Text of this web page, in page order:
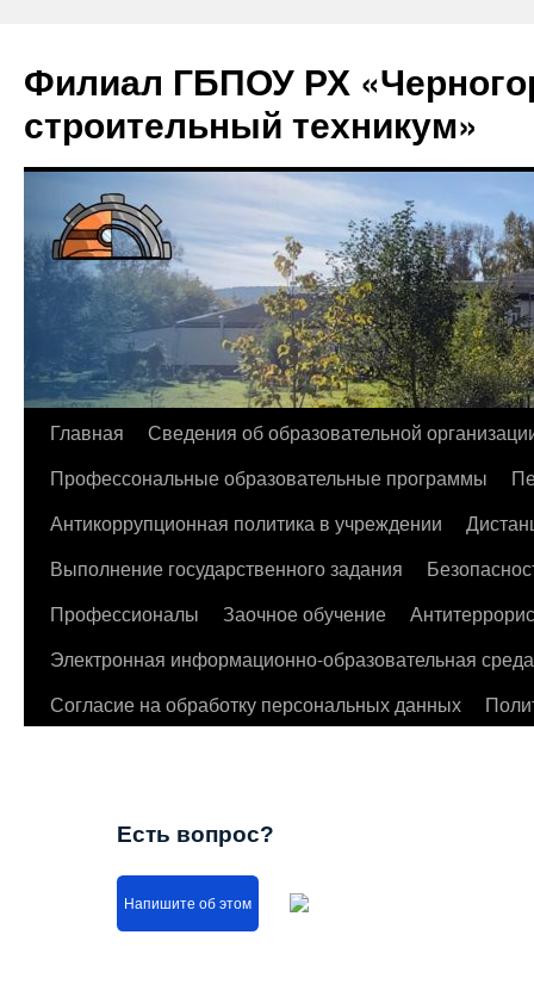
Филиал ГБПОУ РХ
строительный техникум»
Перейти
содержимому
Главная
Сведения об образовательной
Профессональные образовательные программы
Антикоррупционная политика в учреждении
Выполнение государственного задания
Профессионалы
Заочное обучение
Электронная информационно-образовательная среда
Согласие на обработку персональных данных
Есть вопрос?
Напишите об этом